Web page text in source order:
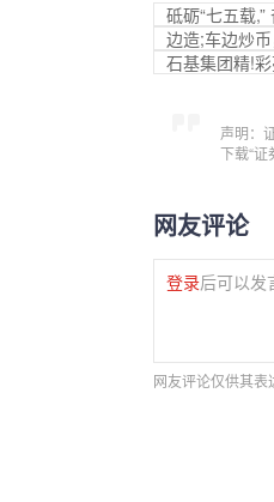
砥砺“七五载
边造;车边炒
石基集团精!
声明：
下载“
网友评论
登录后可以发
网友评论仅供其